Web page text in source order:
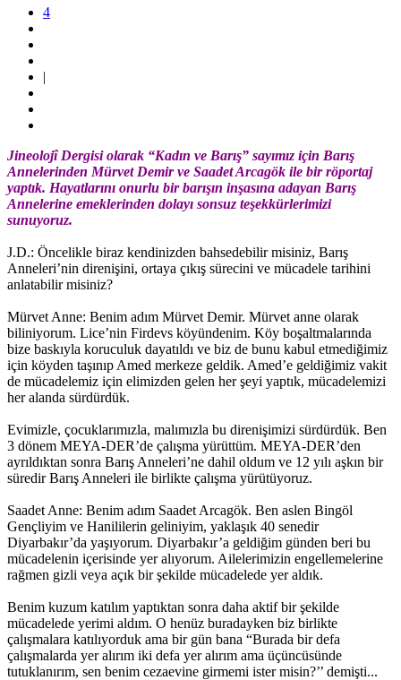
4
|
Jineolojî Dergisi olarak “Kadın ve Barış” sayımız için Barış
Annelerinden Mürvet Demir ve Saadet Arcagök ile bir röportaj
yaptık. Hayatlarını onurlu bir barışın inşasına adayan Barış
Annelerine emeklerinden dolayı sonsuz teşekkürlerimizi
sunuyoruz.
J.D.: Öncelikle biraz kendinizden bahsedebilir misiniz, Barış
Anneleri’nin direnişini, ortaya çıkış sürecini ve mücadele tarihini
anlatabilir misiniz?
Mürvet Anne: Benim adım Mürvet Demir. Mürvet anne olarak
biliniyorum. Lice’nin Firdevs köyündenim. Köy boşaltmalarında
bize baskıyla koruculuk dayatıldı ve biz de bunu kabul etmediğimiz
için köyden taşınıp Amed merkeze geldik. Amed’e geldiğimiz vakit
de mücadelemiz için elimizden gelen her şeyi yaptık, mücadelemizi
her alanda sürdürdük.
Evimizle, çocuklarımızla, malımızla bu direnişimizi sürdürdük. Ben
3 dönem MEYA-DER’de çalışma yürüttüm. MEYA-DER’den
ayrıldıktan sonra Barış Anneleri’ne dahil oldum ve 12 yılı aşkın bir
süredir Barış Anneleri ile birlikte çalışma yürütüyoruz.
Saadet Anne: Benim adım Saadet Arcagök. Ben aslen Bingöl
Gençliyim ve Hanililerin geliniyim, yaklaşık 40 senedir
Diyarbakır’da yaşıyorum. Diyarbakır’a geldiğim günden beri bu
mücadelenin içerisinde yer alıyorum. Ailelerimizin engellemelerine
rağmen gizli veya açık bir şekilde mücadelede yer aldık.
Benim kuzum katılım yaptıktan sonra daha aktif bir şekilde
mücadelede yerimi aldım. O henüz buradayken biz birlikte
çalışmalara katılıyorduk ama bir gün bana “Burada bir defa
çalışmalarda yer alırım iki defa yer alırım ama üçüncüsünde
tutuklanırım, sen benim cezaevine girmemi ister misin?’’ demişti...